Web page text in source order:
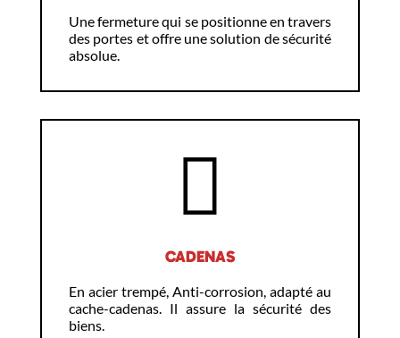
Une fermeture qui se positionne en travers
des portes et offre une solution de sécurité
absolue.
CADENAS
En acier trempé, Anti-corrosion, adapté au
cache-cadenas. Il assure la sécurité des
biens.